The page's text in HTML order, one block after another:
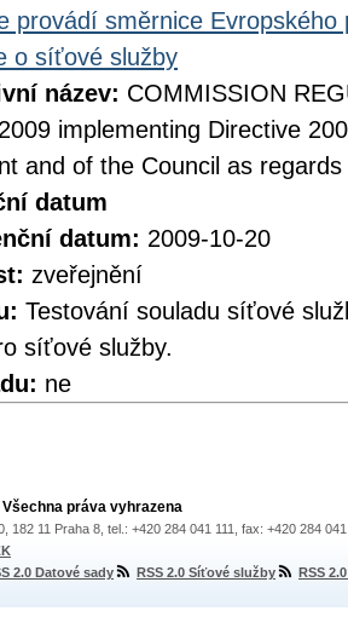
provádí směrnice
o síťové služby
název: COMMISSION
implementing Directive
and of the Council as
datum
datum: 2009-10-20
zveřejnění
Testování souladu síťové
síťové služby.
ne
práva vyhrazena
182 11 Praha 8, tel.: +420 284 041 111, fax: +420 284
2.0 Datové sady RSS 2.0 Síťové služby RSS